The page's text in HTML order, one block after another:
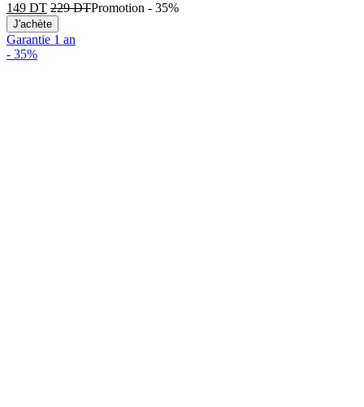
149 DT 229DTPromotion - 35%
J'achète
Garantie 1 an
- 35%